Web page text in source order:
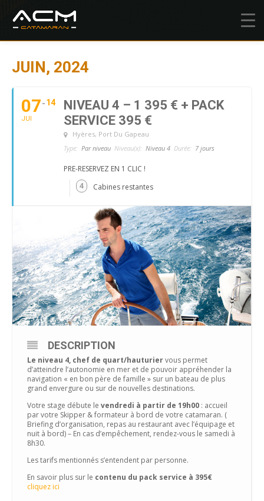
JUIN, 2024
07
JUI
14
NIVEAU 4 – 1 395 € + PACK
SERVICE 395 €
Hyères, Port Du Gapeau
Type: Par niveau Niveau(x): Niveau 4 Durée: 7 jours
PRE-RESERVEZ EN 1 CLIC !
4 Cabines restantes
DESCRIPTION
Le niveau 4, chef de quart/hauturiervous permet
d’atteindre l’autonomie en mer et de pouvoir appréhender la
navigation « en bon père de famille » sur un bateau de plus
grand envergure ou sur de nouvelles destinations.
Votre stage débute le vendredi à partir de 19h00 : accueil
par votre Skipper & formateur à bord de votre catamaran. (
Briefing d’organisation, repas au restaurant avec l’équipage et
nuit à bord) – En cas d’empêchement, rendez-vous le samedi à
8h30.
Les tarifs mentionnés s’entendent par personne.
En savoir plus sur le contenu du pack service à 395€
cliquez ici